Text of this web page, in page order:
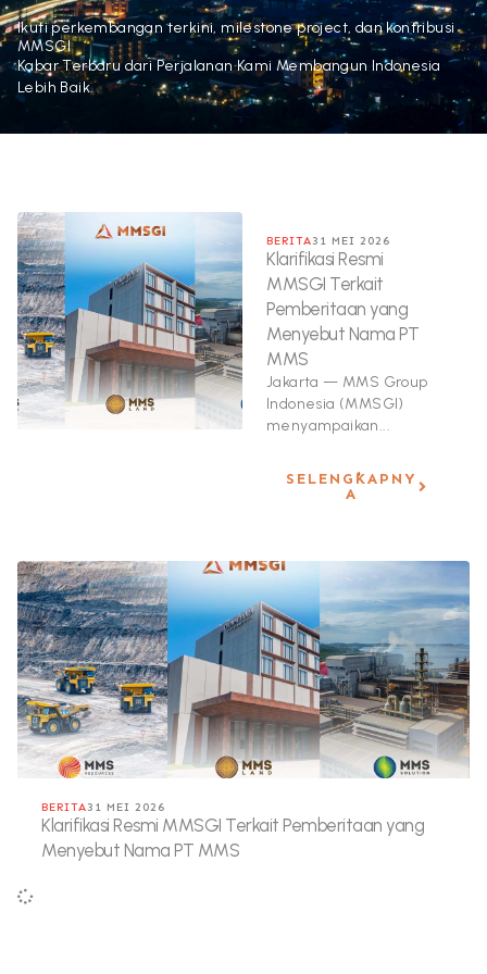
Ikuti perkembangan terkini, milestone project, dan kontribusi
MMSGI
Kabar Terbaru dari Perjalanan Kami Membangun Indonesia
Lebih Baik.
BERITA31 MEI 2026
Klarifikasi Resmi
MMSGI Terkait
Pemberitaan yang
Menyebut Nama PT
MMS
Jakarta — MMS Group
Indonesia (MMSGI)
menyampaikan...
SELENGKAPNY
A
BERITA31 MEI 2026
Klarifikasi Resmi MMSGI Terkait Pemberitaan yang
Menyebut Nama PT MMS